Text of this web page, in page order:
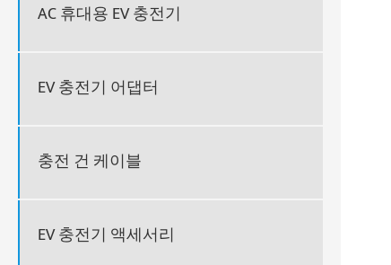
AC 휴대용 EV 충전기
EV 충전기 어댑터
충전 건 케이블
EV 충전기 액세서리